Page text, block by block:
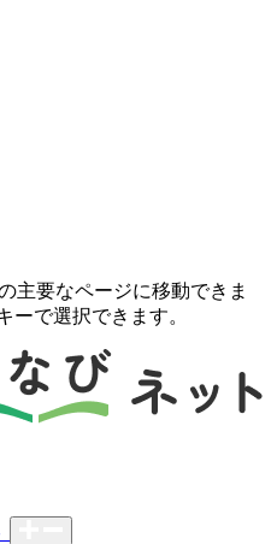
主要なページに移動できま
ーで選択できます。